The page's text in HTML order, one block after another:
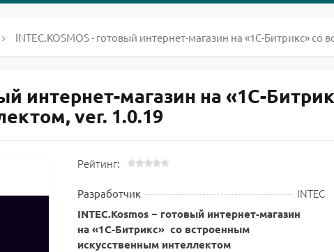
INTEC.KOSMOS - готовый интернет-магазин на «1С-Битрикс»
интернет-магазин на «1С-
ver. 1.0.19
Рейтинг:
Разработчик INTEC
INTEC.Kosmos − готовый интернет-магазин
на «1С-Битрикс» со встроенным
искусственным интеллектом